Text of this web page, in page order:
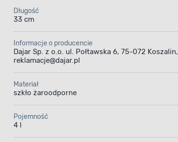
Długość
33 cm
Informacje o producencie
Dajar Sp. z o.o. ul. Połtawska 6, 75-072 Koszalin,
reklamacje@dajar.pl
Materiał
szkło żaroodporne
Pojemność
4 l